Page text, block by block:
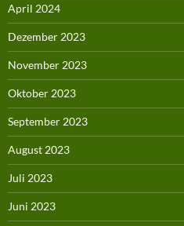
April 2024
Dezember 2023
November 2023
Oktober 2023
September 2023
August 2023
Juli 2023
Juni 2023